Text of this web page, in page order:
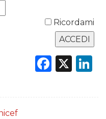
Ricordami
X